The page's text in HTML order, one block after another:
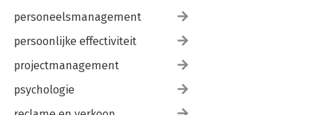
personeelsmanagement
persoonlijke effectiviteit
projectmanagement
psychologie